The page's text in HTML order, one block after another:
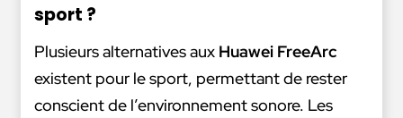
sport ?
Plusieurs alternatives aux Huawei FreeArc
existent pour le sport, permettant de rester
conscient de l’environnement sonore. Les